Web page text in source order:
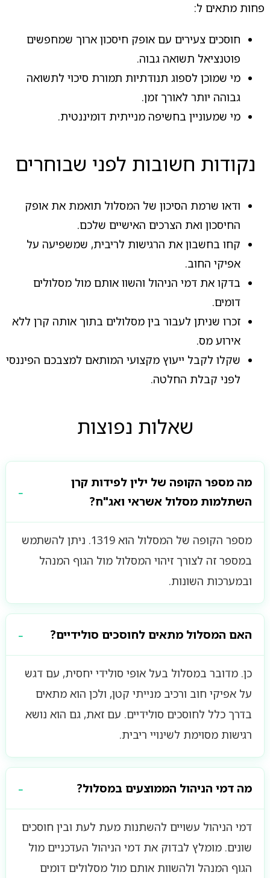
פחות מתאים ל:
חוסכים צעירים עם אופק חיסכון ארוך שמחפשים
פוטנציאל תשואה גבוה.
מי שמוכן לספוג תנודתיות תמורת סיכוי לתשואה
גבוהה יותר לאורך זמן.
מי שמעוניין בחשיפה מנייתית דומיננטית.
נקודות חשובות לפני שבוחרים
ודאו שרמת הסיכון של המסלול תואמת את אופק
החיסכון ואת הצרכים האישיים שלכם.
קחו בחשבון את הרגישות לריבית, שמשפיעה על
אפיקי החוב.
בדקו את דמי הניהול והשוו אותם מול מסלולים
דומים.
זכרו שניתן לעבור בין מסלולים בתוך אותה קרן ללא
אירוע מס.
שקלו לקבל ייעוץ מקצועי המותאם למצבכם הפיננסי
לפני קבלת החלטה.
שאלות נפוצות
מה מספר הקופה של ילין לפידות קרן
השתלמות מסלול אשראי ואג"ח?
מספר הקופה של המסלול הוא 1319. ניתן להשתמש
במספר זה לצורך זיהוי המסלול מול הגוף המנהל
ובמערכות השונות.
האם המסלול מתאים לחוסכים סולידיים?
כן. מדובר במסלול בעל אופי סולידי יחסית, עם דגש
על אפיקי חוב ורכיב מנייתי קטן, ולכן הוא מתאים
בדרך כלל לחוסכים סולידיים. עם זאת, גם הוא נושא
רגישות מסוימת לשינויי ריבית.
מה דמי הניהול הממוצעים במסלול?
דמי הניהול עשויים להשתנות מעת לעת ובין חוסכים
שונים. מומלץ לבדוק את דמי הניהול העדכניים מול
הגוף המנהל ולהשוות אותם מול מסלולים דומים